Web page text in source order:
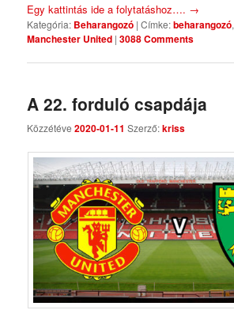
Egy kattintás ide a folytatáshoz…. →
Kategória: Beharangozó |Címke:beharangozó,
Manchester United |3088 Comments
A 22. forduló csapdája
Közzétéve2020-01-11 Szerző:kriss